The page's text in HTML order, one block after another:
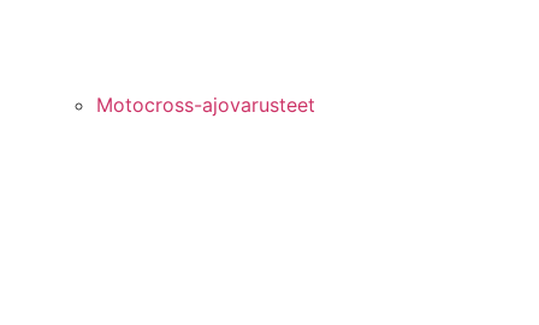
Motocross-ajovarusteet